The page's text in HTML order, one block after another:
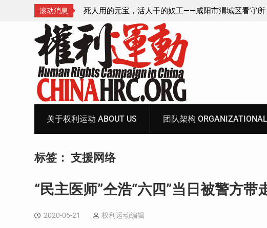
滚动消息
阳市渭城区看守所
宝、铅中毒、任务制
锡安教案王林牧师狱中信件：荒诞的人与公义的神
关于权利运动 ABOUT US 团队架构 ORGANIZATIONAL
标签： 支援网络
“民主医师”仝浩“六四”当日被警方带
2020-06-21 权利运动编辑